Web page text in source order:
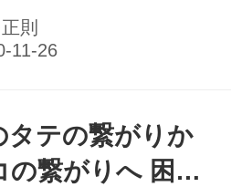
次世代の＝ALTER＋カドヤ
Ｋをイメージして名付けたと
則
タテの繋がりか
の繋がりへ 困っ